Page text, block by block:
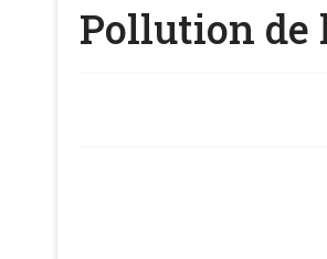
Pollution de